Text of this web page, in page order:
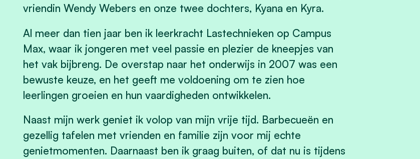
vriendin Wendy Webers en onze twee dochters, Kyana en Kyra.
Al meer dan tien jaar ben ik leerkracht Lastechnieken op Campus
Max, waar ik jongeren met veel passie en plezier de kneepjes van
het vak bijbreng. De overstap naar het onderwijs in 2007 was een
bewuste keuze, en het geeft me voldoening om te zien hoe
leerlingen groeien en hun vaardigheden ontwikkelen.
Naast mijn werk geniet ik volop van mijn vrije tijd. Barbecueën en
gezellig tafelen met vrienden en familie zijn voor mij echte
genietmomenten. Daarnaast ben ik graag buiten, of dat nu is tijdens